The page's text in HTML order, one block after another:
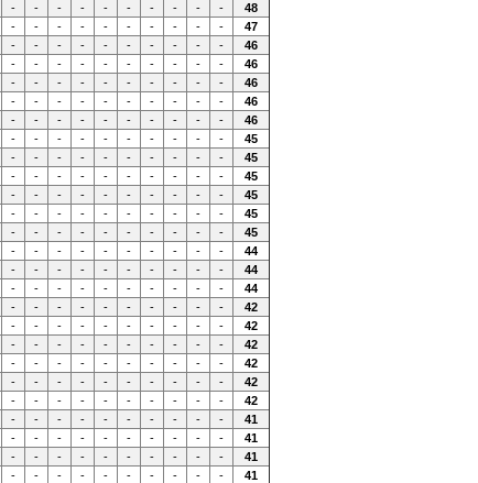
- - - - - - - - - -
48
- - - - - - - - - -
47
- - - - - - - - - -
46
- - - - - - - - - -
46
- - - - - - - - - -
46
- - - - - - - - - -
46
- - - - - - - - - -
46
- - - - - - - - - -
45
- - - - - - - - - -
45
- - - - - - - - - -
45
- - - - - - - - - -
45
- - - - - - - - - -
45
- - - - - - - - - -
45
- - - - - - - - - -
44
- - - - - - - - - -
44
- - - - - - - - - -
44
- - - - - - - - - -
42
- - - - - - - - - -
42
- - - - - - - - - -
42
- - - - - - - - - -
42
- - - - - - - - - -
42
- - - - - - - - - -
42
- - - - - - - - - -
41
- - - - - - - - - -
41
- - - - - - - - - -
41
- - - - - - - - - -
41